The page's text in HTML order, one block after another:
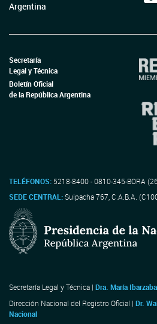
Argentina
Secretaría
Legal y Técnica
Boletín Oficial
de la República Argentina
TELÉFONOS: 5218-8400 - 0810-345-BORA
SEDE CENTRAL:Suipacha 767, C.A.B.A.
Secretaría Legal y Técnica | Dra. María
Dirección Nacional del Registro Oficial | Dr.
Nacional